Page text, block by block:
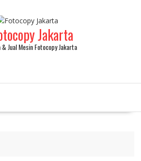
Jakarta
& Jual Mesin Fotocopy Jakarta